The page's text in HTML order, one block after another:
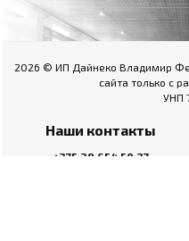
2026 © ИП Дайнеко Владимир
сайта только с
УНП
Наши контакты
+375 29 654 50 27